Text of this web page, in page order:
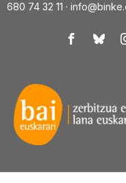
680 74 32 11 ·